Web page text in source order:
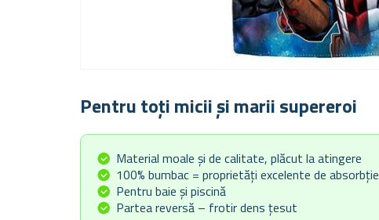
Pentru toți micii și marii supereroi
Material moale și de calitate, plăcut la atingere
100% bumbac = proprietăți excelente de absorbție
Pentru baie și piscină
Partea reversă – frotir dens țesut